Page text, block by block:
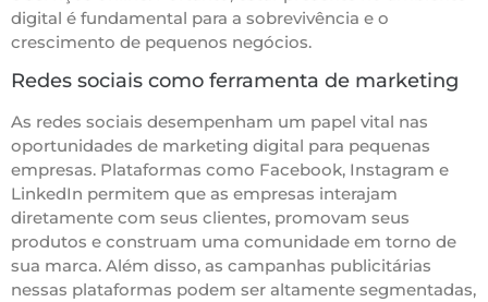
digital é fundamental para a sobrevivência e o
crescimento de pequenos negócios.
Redes sociais como ferramenta de marketing
As redes sociais desempenham um papel vital nas
oportunidades de marketing digital para pequenas
empresas. Plataformas como Facebook, Instagram e
LinkedIn permitem que as empresas interajam
diretamente com seus clientes, promovam seus
produtos e construam uma comunidade em torno de
sua marca. Além disso, as campanhas publicitárias
nessas plataformas podem ser altamente segmentadas,